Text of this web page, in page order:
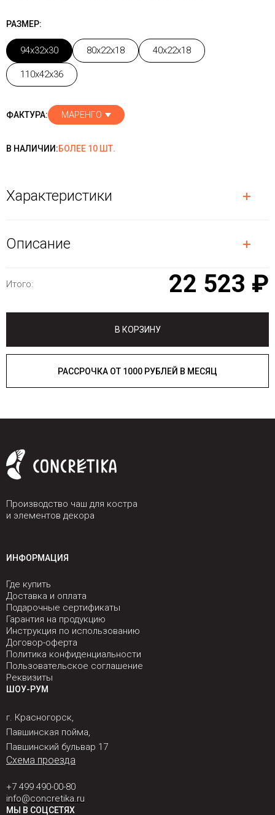
РАЗМЕР:
94x32x30 80x22x18 40x22x18
110x42x36
ФАКТУРА: МАРЕНГО
В НАЛИЧИИ: БОЛЕЕ 10 ШТ.
Характеристики
Описание
Итого: 22 523 ₽
В КОРЗИНУ
РАССРОЧКА ОТ 1000 РУБЛЕЙ В МЕСЯЦ
Производство чаш для костра
и элементов декора
ИНФОРМАЦИЯ
Где купить
Доставка и оплата
Подарочные сертификаты
Гарантия на продукцию
Инструкция по использованию
Договор-оферта
Политика конфиденциальности
Пользовательское соглашение
Реквизиты
ШОУ-РУМ
г. Красногорск,
Павшинская пойма,
Павшинский бульвар 17
Схема проезда
+7 499 490-00-80
info@concretika.ru
МЫ В СОЦСЕТЯХ